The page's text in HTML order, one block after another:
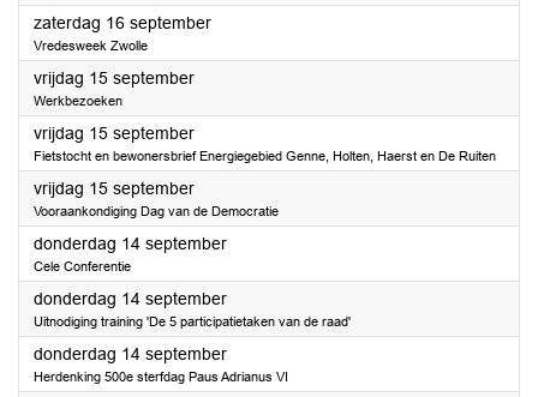
zaterdag 16 september2023
Vredesweek Zwolle
vrijdag 15 september2023
Werkbezoeken
vrijdag 15 september2023
Fietstocht en bewonersbrief Energiegebied Genne, Holten, Haerst en De Ruiten
vrijdag 15 september2023
Vooraankondiging Dag van de Democratie
donderdag 14 september2023
Cele Conferentie
donderdag 14 september2023
Uitnodiging training 'De 5 participatietaken van de raad'
donderdag 14 september2023
Herdenking 500e sterfdag Paus Adrianus VI